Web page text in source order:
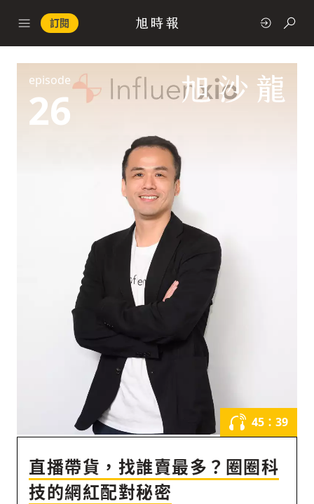
訂閱
政治
經濟
科技
社會
人文
episode
26
45：39
直播帶貨，找誰賣最多？圈圈科
技的網紅配對秘密